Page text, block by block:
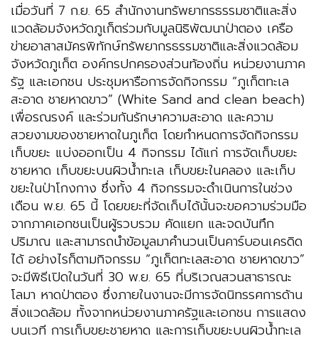
เมื่อวันที่ 7 ก.ย. 65 สำนักงานทรัพยากรธรรมชาติและสิ่ง
แวดล้อมจังหวัดภูเก็ตร่วมกับมูลนิธิพัฒนาป่าตอง เครือ
ข่ายอาสาสมัครพิทักษ์ทรัพยากรธรรมชาติและสิ่งแวดล้อม
จังหวัดภูเก็ต องค์กรปกครองส่วนท้องถิ่น หน่วยงานภาค
รัฐ และเอกชน ประชุมหารือการจัดกิจกรรม “ภูเก็ตทะเล
สะอาด ชายหาดขาว” (White Sand and clean beach)
เพื่อรณรงค์ และร่วมกันรักษาความสะอาด และความ
สวยงามของชายหาดในภูเก็ต โดยกำหนดการจัดกิจกรรม
เก็บขยะ แบ่งออกเป็น 4 กิจกรรม ได้แก่ การจัดเก็บขยะ
ชายหาด เก็บขยะบนผิวน้ำทะเล เก็บขยะในคลอง และเก็บ
ขยะในป่าโกงกาง ซึ่งทั้ง 4 กิจกรรมจะดำเนินการในช่วง
เดือน พ.ย. 65 นี้ โดยขยะที่จัดเก็บได้นั้นจะขอความร่วมมือ
จากภาคเอกชนเป็นผู้รวบรวม คัดแยก และจดบันทึก
ปริมาณ และสามารถนำข้อมูลมาคำนวนเป็นคาร์บอนเครดิด
ได้ อย่างไรก็ตามกิจกรรม “ภูเก็ตทะเลสะอาด ชายหาดขาว”
จะมีพิธีเปิดในวันที่ 30 พ.ย. 65 ที่บริเวณสวนสาธารณะ
โลมา หาดป่าตอง ซึ่งภายในงานจะมีการจัดนิทรรศการด้าน
สิ่งแวดล้อม ทั้งจากหน่วยงานภาครัฐและเอกชน การแสดง
บนเวที การเก็บขยะชายหาด และการเก็บขยะบนผิวน้ำทะเล